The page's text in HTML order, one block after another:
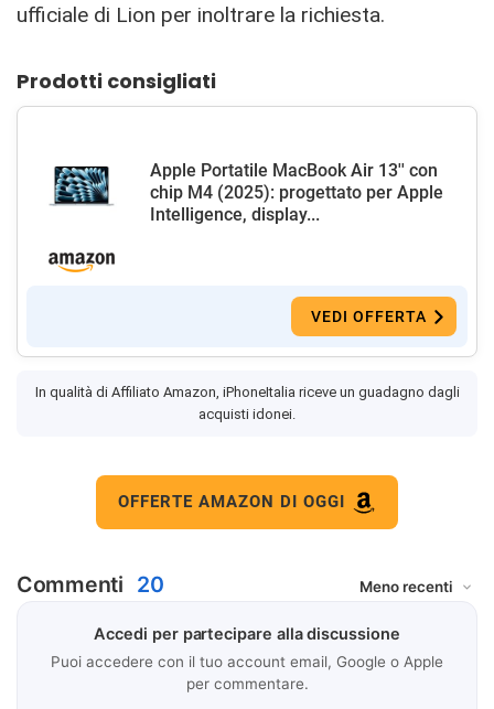
ufficiale di Lion per inoltrare la richiesta.
Prodotti consigliati
Apple Portatile MacBook Air 13'' con
chip M4 (2025): progettato per Apple
Intelligence, display...
VEDI OFFERTA
In qualità di Affiliato Amazon, iPhoneItalia riceve un guadagno dagli
acquisti idonei.
OFFERTE AMAZON DI OGGI
Commenti 20
Accedi per partecipare alla discussione
Puoi accedere con il tuo account email, Google o Apple
per commentare.